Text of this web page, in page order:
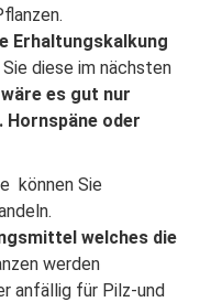
Erhaltungskalkung
diese im nächsten
es gut nur
Hornspäne oder
können Sie
welches die
werden
anfällig für Pilz-und